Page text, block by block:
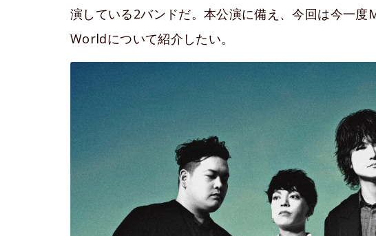
演している2バンドだ。本公演に備え、今回は今一
Worldについて紹介したい。